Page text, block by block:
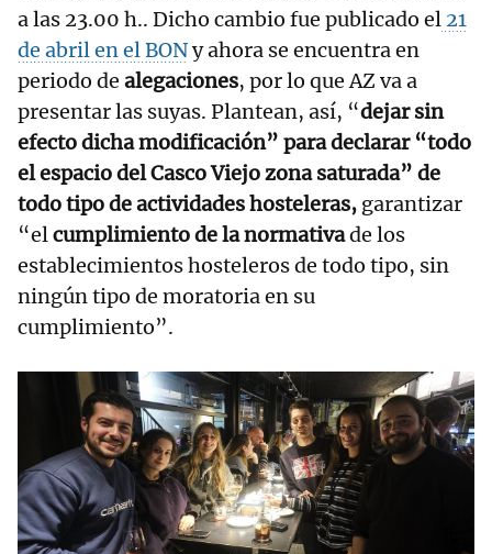
a las 23.00 h.. Dicho cambio fue publicado el 21
de abril en el BONy ahora se encuentra en
periodo de alegaciones, por lo que AZ va a
presentar las suyas. Plantean, así, “dejar sin
efecto dicha modificación” para declarar “todo
el espacio del Casco Viejo zona saturada” de
todo tipo de actividades hosteleras, garantizar
“elcumplimiento de la normativade los
establecimientos hosteleros de todo tipo, sin
ningún tipo de moratoria en su
cumplimiento”.